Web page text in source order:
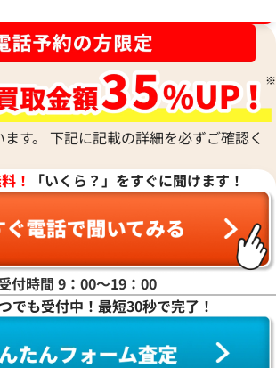
MM ハンドバッグ
41,000円
2025年10月3日時
す。 下記に記載の詳細を必ずご確認く
！
「いくら？」をすぐに聞けます！
付時間 9：00〜19：00
でも受付中！最短30秒で完了！